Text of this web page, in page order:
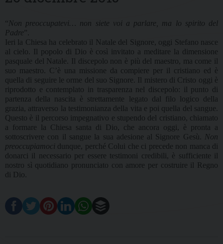
“ Non preoccupatevi… non siete voi a parlare, ma lo spirito del
Padre”.
Ieri la Chiesa ha celebrato il Natale del Signore, oggi Stefano nasce
al cielo. Il popolo di Dio è così invitato a meditare la dimensione
pasquale del Natale. Il discepolo non è più del maestro, ma come il
suo maestro. C’è una missione da compiere per il cristiano ed è
quella di seguire le orme del suo Signore. Il mistero di Cristo oggi è
riprodotto e contemplato in trasparenza nel discepolo: il punto di
partenza della nascita è strettamente legato dal filo logico della
grazia, attraverso la testimonianza della vita e poi quella del sangue.
Questo è il percorso impegnativo e stupendo del cristiano, chiamato
a formare la Chiesa santa di Dio, che ancora oggi, è pronta a
sottoscrivere con il sangue la sua adesione al Signore Gesù.
Non
preoccupiamoci dunque, perché Colui che ci precede non manca di
donarci il necessario per essere testimoni credibili, è sufficiente il
nostro sì quotidiano pronunciato con amore per costruire il Regno
di Dio.